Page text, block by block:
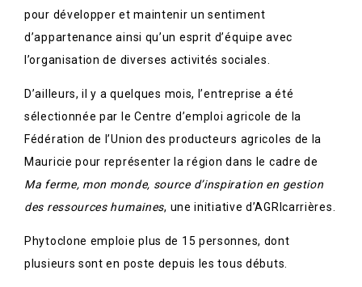
pour développer et maintenir un sentiment
d’appartenance ainsi qu’un esprit d’équipe avec
l’organisation de diverses activités sociales.
D’ailleurs, il y a quelques mois, l’entreprise a été
sélectionnée par le Centre d’emploi agricole de la
Fédération de l’Union des producteurs agricoles de la
Mauricie pour représenter la région dans le cadre de
Ma ferme, mon monde, source d’inspiration en gestion
des ressources humaines, une initiative d’AGRIcarrières.
Phytoclone emploie plus de 15 personnes, dont
plusieurs sont en poste depuis les tous débuts.